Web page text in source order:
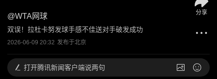
@WTA网球
双误！拉杜卡努发球手感不佳送对手破发成功
2026-06-09 20:32 发布于北京
分享
打开腾讯新闻客户端说两句